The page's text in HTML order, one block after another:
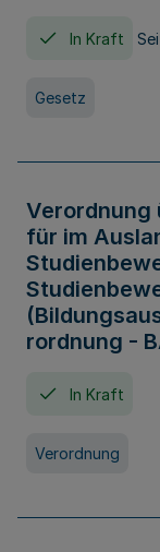
In Kraft
Gesetz
Verordnung
für im
rordnung -
In Kraft
Verordnung